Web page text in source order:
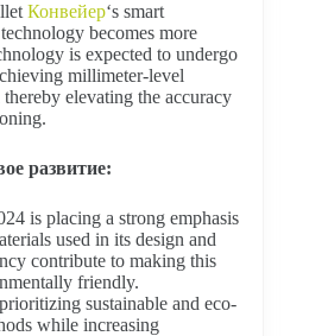
Конвейер‘s smart
becomes more
is expected to undergo
millimeter-level
elevating the accuracy
развитие:
is placing a strong emphasis
used in its design and
contribute to making this
friendly.
sustainable and eco-
while increasing